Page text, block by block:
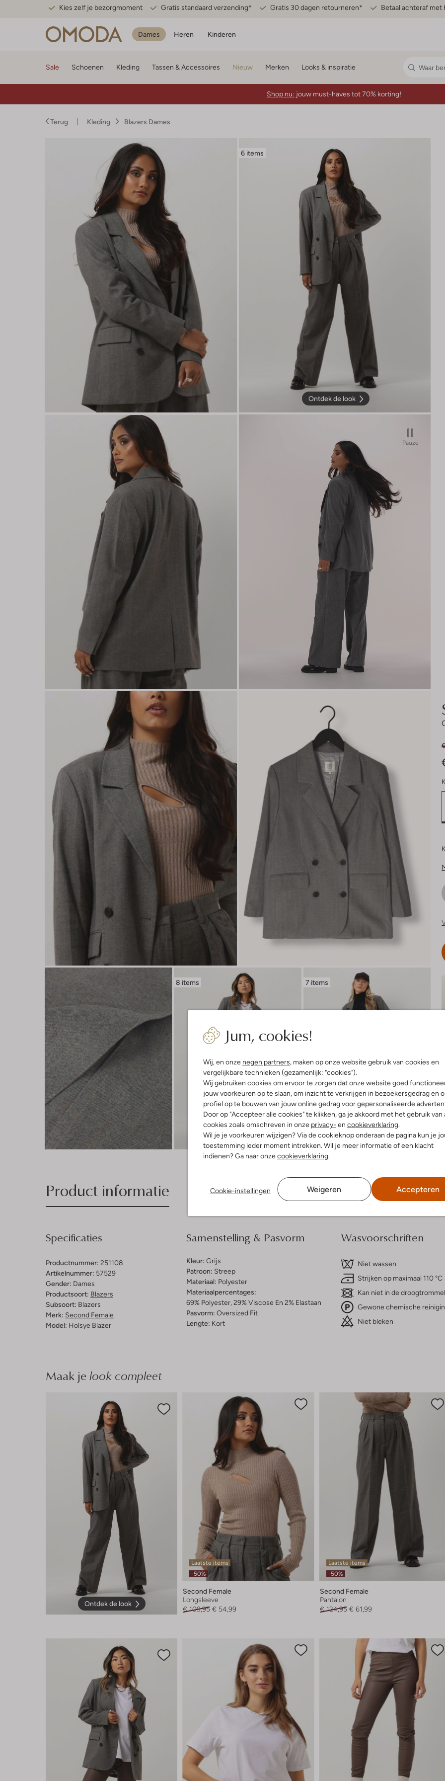
Kies zelf je bezorgmoment Gratis standaard verzending* Gratis 30 dagen retourneren* Betaal achteraf met
Dames Heren Kinderen
Jum, cookies!
Wij, en onze negen partners, maken op onze website gebruik van cookies en
vergelijkbare technieken (gezamenlijk: "cookies").
Wij gebruiken cookies om ervoor te zorgen dat onze website goed
jouw voorkeuren op te slaan, om inzicht te verkrijgen in bezoekersgedrag en
profiel op te bouwen van jouw online gedrag voor gepersonaliseerde
Door op "Accepteer alle cookies" te klikken, ga je akkoord met het gebruik van
cookies zoals omschreven in onze privacy- en cookieverklaring.
Wil je je voorkeuren wijzigen? Via de cookieknop onderaan de pagina kun je
toestemming ieder moment intrekken. Wil je meer informatie of een klacht
indienen? Ga naar onzecookieverklaring.
Cookie-instellingen Weigeren Accepteren
Sale Schoenen Kleding Tassen & Accessoires Nieuw Merken Looks & inspiratie
Shop nu: jouw must-haves tot 70% korting!
Terug Kleding Blazers Dames
6 items
Ontdek de look
Pauze
8 items
Ontdek de look
7 items
Ontdek de look
Product informatie Bezorgen & retourneren
Specificaties
Productnummer: 251108
Artikelnummer: 57529
Gender: Dames
Productsoort: Blazers
Subsoort: Blazers
Merk: Second Female
Model: Holsye Blazer
Samenstelling & Pasvorm
Kleur: Grijs
Patroon: Streep
Materiaal: Polyester
Materiaalpercentages:
69% Polyester, 29% Viscose En 2% Elastaan
Pasvorm: Oversized Fit
Lengte: Kort
Wasvoorschriften
Niet wassen
Strijken op maximaal 110 °C
Kan niet in de droogtrommel
Gewone chemische
Niet bleken
Maak je look compleet
Ontdek de look
Laatste items
-50%
Second Female
Longsleeve
€ 109,95 € 54,99
Laatste items
-50%
Second Female
Pantalon
€ 124,95 € 61,99